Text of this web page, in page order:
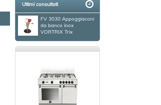
Ultimi consultati
FV 3030 Appoggiaconi
da banco inox
VORTRIX Trix